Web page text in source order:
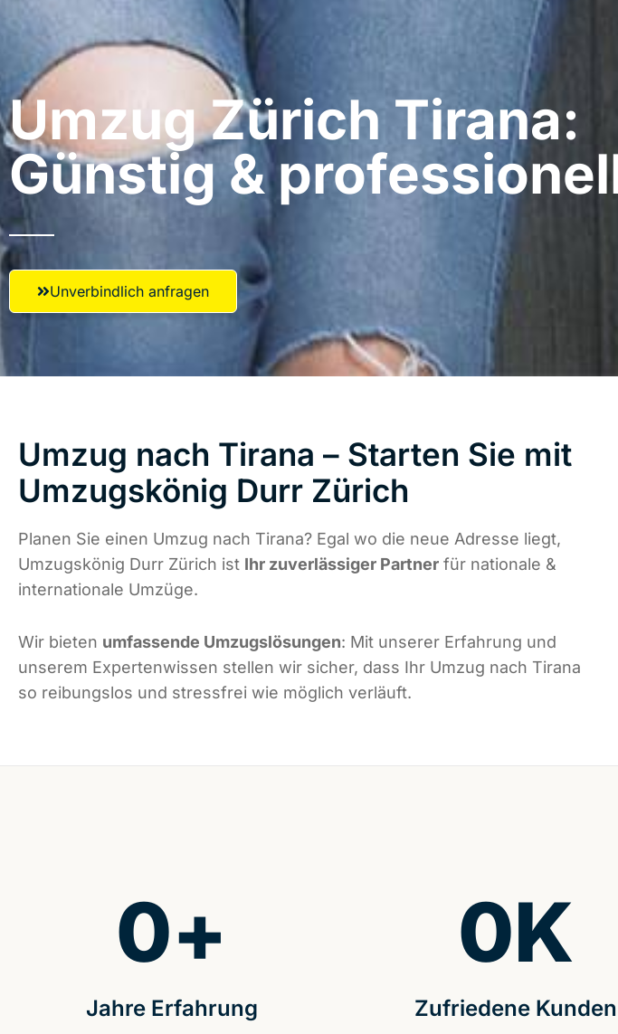
Umzug Zürich​ Tirana:
Günstig &
Unverbindlich anfragen
Umzug nach Tirana – Starten Sie mit
Umzugskönig Durr Zürich
Planen Sie einen Umzug nach Tirana? Egal wo die neue Adresse liegt,
Umzugskönig Durr Zürich ist Ihr zuverlässiger Partner für nationale &
internationale Umzüge.
Wir bieten umfassende Umzugslösungen: Mit unserer Erfahrung und
unserem Expertenwissen stellen wir sicher, dass Ihr Umzug nach Tirana
so reibungslos und stressfrei wie möglich verläuft.
Jahre Erfahrung
0+
Zufriedene Kunden
0K